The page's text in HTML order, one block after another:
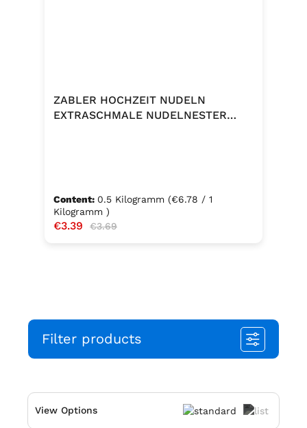
ZABLER HOCHZEIT NUDELN
EXTRASCHMALE NUDELNESTER
Content: 0.5 Kilogramm (€6.78 / 1
Kilogramm )
Sale price:
€3.39 Regular price:
€3.69
Filter products
View Options